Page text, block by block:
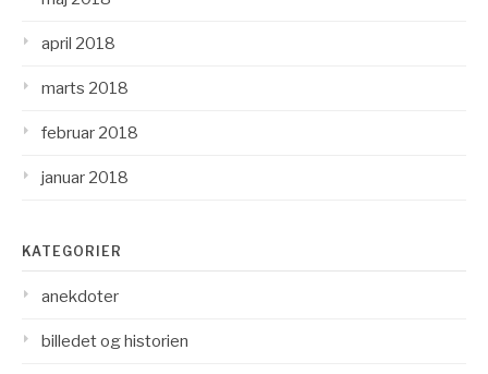
april 2018
marts 2018
februar 2018
januar 2018
KATEGORIER
anekdoter
billedet og historien